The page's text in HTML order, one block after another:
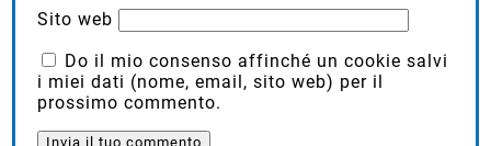
Sito web
Do il mio consenso affinché un cookie salvi
i miei dati (nome, email, sito web) per il
prossimo commento.